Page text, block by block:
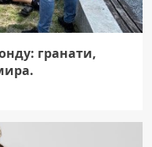
гранати,